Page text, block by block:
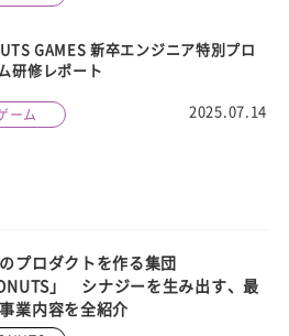
ーム 2025.07.14
GAMES 新卒エンジニア特別プロ
研修レポート
プロダクトを作る集団
」 シナジーを生み出す、最
業内容を全紹介